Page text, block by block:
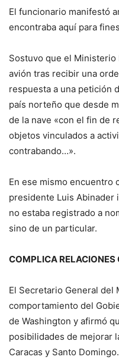
El funcionario manifestó
encontraba aquí para
Sostuvo que el
avión tras recibir una
respuesta a una petición
país norteño que desde
de la nave «con el fin de
objetos vinculados a
contrabando…».
En ese mismo encuentro
presidente Luis Abinader
no estaba registrado a
sino de un particular.
COMPLICA RELACIONES
El Secretario General del
comportamiento del
de Washington y afirmó
posibilidades de mejorar
Caracas y Santo Domingo.